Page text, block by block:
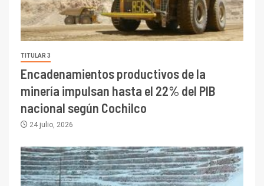
TITULAR 3
Encadenamientos productivos de la
minería impulsan hasta el 22% del PIB
nacional según Cochilco
24 julio, 2026